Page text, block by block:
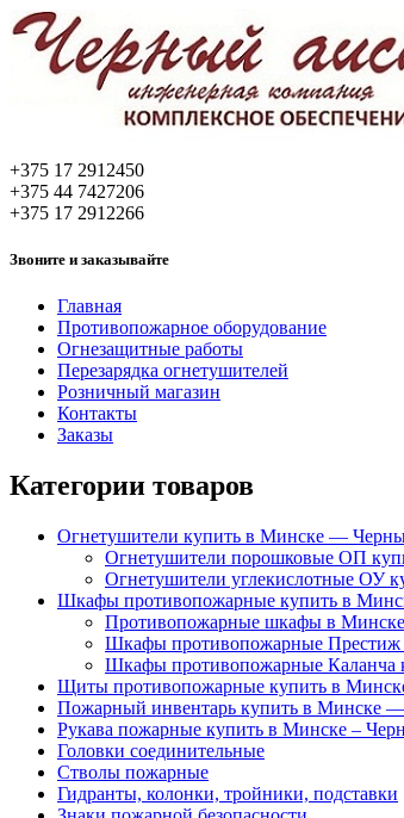
+375 17 2912450
+375 44 7427206
+375 17 2912266
Звоните и заказывайте
Главная
Противопожарное оборудование
Огнезащитные работы
Перезарядка огнетушителей
Розничный магазин
Контакты
Заказы
Категории товаров
Огнетушители купить в Минске —
Огнетушители порошковые ОП
Огнетушители углекислотные ОУ
Шкафы противопожарные купить в
Противопожарные шкафы в
Шкафы противопожарные Престиж
Шкафы противопожарные Каланча
Щиты противопожарные купить в
Пожарный инвентарь купить в Минске
Рукава пожарные купить в Минске –
Головки соединительные
Стволы пожарные
Гидранты, колонки, тройники, подставки